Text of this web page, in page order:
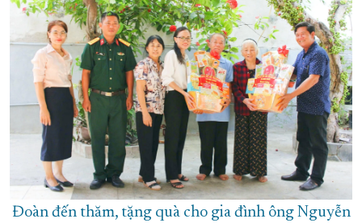
Đoàn đến thăm, tặng quà cho gia đình ông Nguyễn